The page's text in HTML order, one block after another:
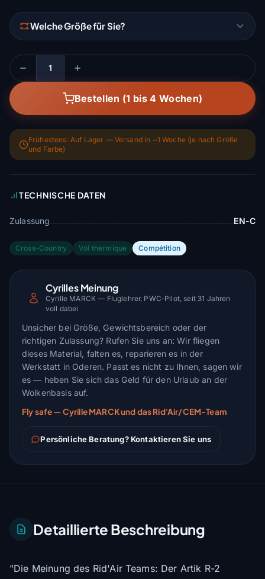
Welche Größe für Sie?
Menge
Bestellen (1 bis 4 Wochen)
Frühestens: Auf Lager — Versand in ~1 Woche (je nach Größe
und Farbe)
TECHNISCHE DATEN
Zulassung EN-C
Cross-Country Vol thermique Compétition
Cyrilles Meinung
Cyrille MARCK — Fluglehrer, PWC-Pilot, seit 31 Jahren
voll dabei
Unsicher bei Größe, Gewichtsbereich oder der
richtigen Zulassung? Rufen Sie uns an: Wir fliegen
dieses Material, falten es, reparieren es in der
Werkstatt in Oderen. Passt es nicht zu Ihnen, sagen wir
es — heben Sie sich das Geld für den Urlaub an der
Wolkenbasis auf.
Fly safe — Cyrille MARCK und das Rid'Air/CEM-Team
Persönliche Beratung? Kontaktieren Sie uns
Detaillierte Beschreibung
"Die Meinung des Rid'Air Teams: Der Artik R-2